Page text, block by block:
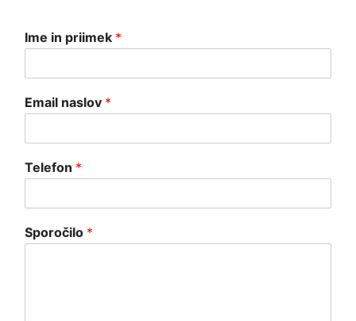
Ime in priimek *
Email naslov *
Telefon *
Sporočilo *